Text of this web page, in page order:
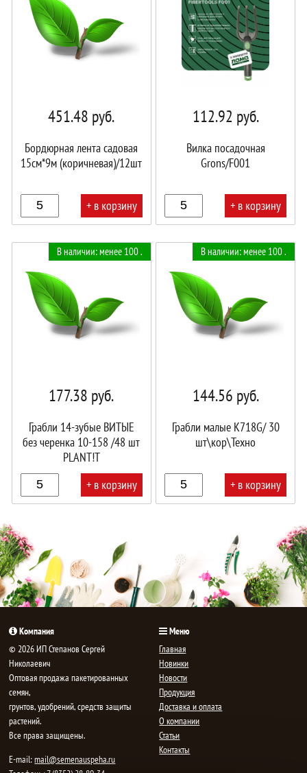
451.48 руб.
Бордюрная лента садовая
15см*9м (коричневая)/12шт
+ в корзину
112.92 руб.
Вилка посадочная
Grons/F001
+ в корзину
В наличии: менее 100 .
177.38 руб.
Грабли 14-зубые ВИТЫЕ
без черенка 10-158 /48 шт
PLANT!T
+ в корзину
корзине!
В наличии: менее 100 .
144.56 руб.
Грабли малые K718G/ 30
шт\кор\Техно
+ в корзину
Компания
© 2026 ИП Степанов Сергей
Николаевич
Oптовая продажа пакетированных
семян,
грунтов, удобрений, средств защиты
растений.
Все права защищены.
E-mail:mail@semenauspeha.ru
Меню
Главная
Новинки
Новости
Продукция
Доставка и оплата
О компании
Статьи
Контакты